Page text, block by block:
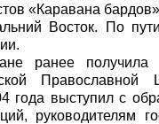
«Каравана
Восток. По
ранее
Православной
года выступил с
руководителям